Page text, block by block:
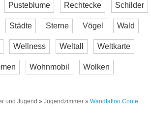
Pusteblume Rechtecke Schilder
Städte Sterne Vögel Wald
Wellness Weltall Weltkarte
Wohnmobil Wolken
und Jugend » Jugendzimmer » Wandtattoo Coole